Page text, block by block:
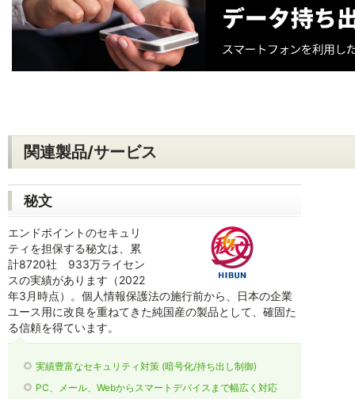
関連製品/サービス
秘文
エンドポイントのセキュリ
ティを担保する秘文は、累
計8720社 933万ライセン
スの実績があります（2022
年3月時点）。個人情報保護法の施行前から、日本の企業
ユース用に改良を重ねてきた純国産の製品として、確固た
る信頼を得ています。
実績豊富なセキュリティ対策 (暗号化/持ち出し制御)
PC、メール、Webからスマートデバイスまで幅広く対応